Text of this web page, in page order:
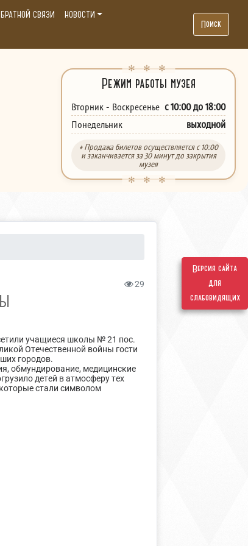
Версия сайта
для
слабовидящих
СВЯЗИ
НОВОСТИ
Поиск
Режим работы музея
Вторник - Воскресенье с 10:00 до 18:00
Понедельник выходной
* Продажа билетов осуществляется с 10:00
и заканчивается за 30 минут до закрытия
музея
29
учащиеся школы № 21 пос.
Отечественной войны гости
городов.
обмундирование, медицинские
детей в атмосферу тех
стали символом